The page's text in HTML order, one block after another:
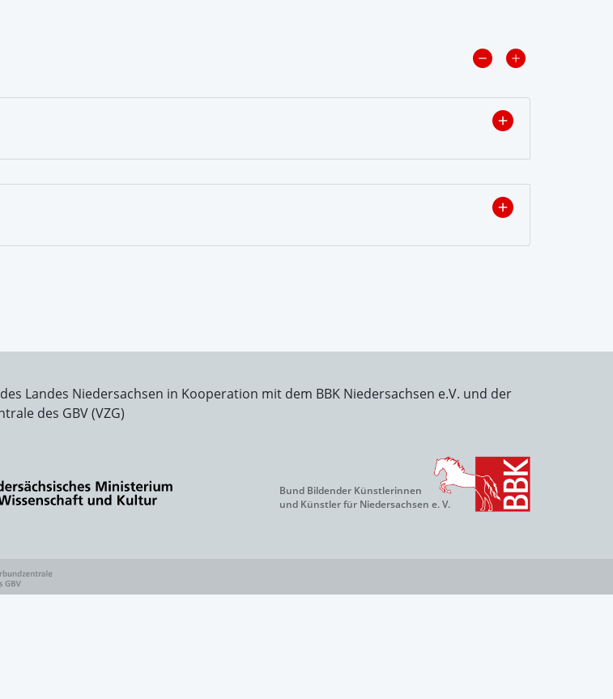
Landes Niedersachsen in Kooperation mit dem BBK Niedersachsen e.V. und der
des GBV (VZG)
Bund Bildender Künstlerinnen
und Künstler für Niedersachsen e. V.